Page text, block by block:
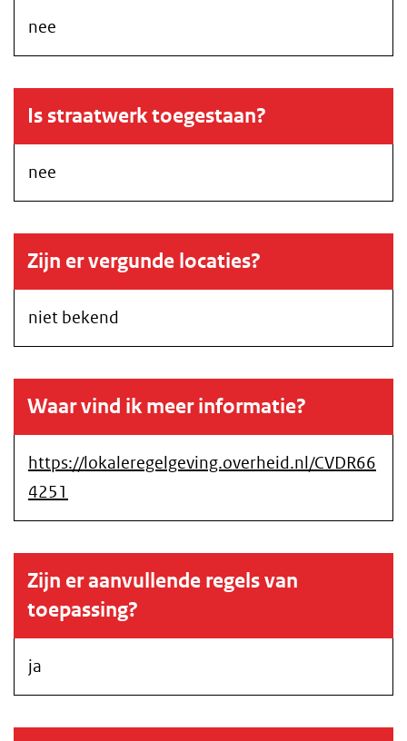
nee
Is straatwerk toegestaan?
nee
Zijn er vergunde locaties?
niet bekend
Waar vind ik meer informatie?
https://lokaleregelgeving.overheid.nl/CVDR66
4251
Zijn er aanvullende regels van
toepassing?
ja